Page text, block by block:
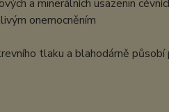
a minerálních usazenin
onemocněním
tlaku a blahodárně působí